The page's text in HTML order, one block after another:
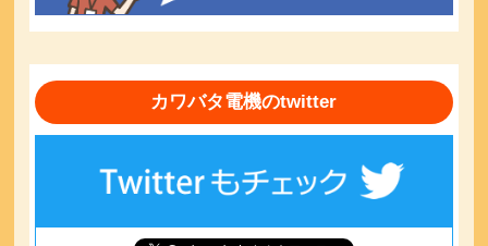
カワバタ電機のtwitter